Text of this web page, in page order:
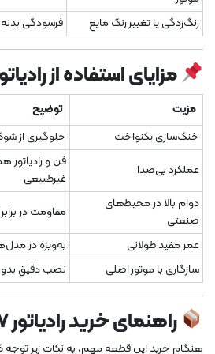
زنگ‌زدگی یا تغییر رنگ مایع
فرسودگی
مزایای استفاده از
مزیت
توضیح
خنک‌سازی یکنواخت
جلوگیری از
عملکرد بی‌صدا
فن و
غیرطبیعی
دوام بالا در محیط‌های
صنعتی
مقاومت در
عمر مفید طولانی
به‌ویژه در
سازگاری با موتور اصلی
نصب دقیق بدون
راهنمای خرید رادیاتور FD20-17
هنگام خرید این قطعه مهم، به نکات زیر توجه